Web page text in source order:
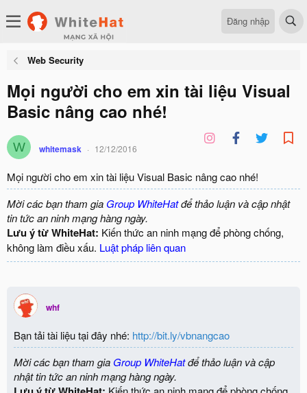
Đăng nhập
Web Security
Mọi người cho em xin tài liệu Visual
Basic nâng cao nhé!
W whitemask 12/12/2016
Mọi người cho em xin tài liệu Visual Basic nâng cao nhé!
Mời các bạn tham gia Group WhiteHatđể thảo luận và cập nhật
tin tức an ninh mạng hàng ngày.
Lưu ý từ WhiteHat: Kiến thức an ninh mạng để phòng chống,
không làm điều xấu. Luật pháp liên quan
whf
Bạn tải tài liệu tại đây nhé: http://bit.ly/vbnangcao
Mời các bạn tham gia Group WhiteHatđể thảo luận và cập
nhật tin tức an ninh mạng hàng ngày.